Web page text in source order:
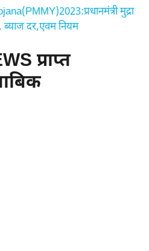
मुद्रा
दर,एवम नियम
प्राप्त